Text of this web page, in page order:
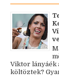
Viktor lányáék
költöztek?